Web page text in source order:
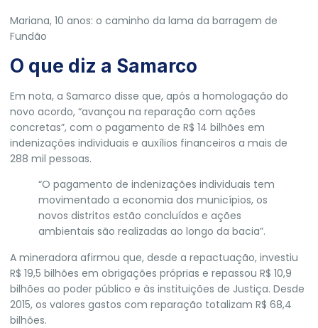
Mariana, 10 anos: o caminho da lama da barragem de
Fundão
O que diz a Samarco
Em nota, a Samarco disse que, após a homologação do
novo acordo, “avançou na reparação com ações
concretas”, com o pagamento de R$ 14 bilhões em
indenizações individuais e auxílios financeiros a mais de
288 mil pessoas.
“O pagamento de indenizações individuais tem
movimentado a economia dos municípios, os
novos distritos estão concluídos e ações
ambientais são realizadas ao longo da bacia”.
A mineradora afirmou que, desde a repactuação, investiu
R$ 19,5 bilhões em obrigações próprias e repassou R$ 10,9
bilhões ao poder público e às instituições de Justiça. Desde
2015, os valores gastos com reparação totalizam R$ 68,4
bilhões.